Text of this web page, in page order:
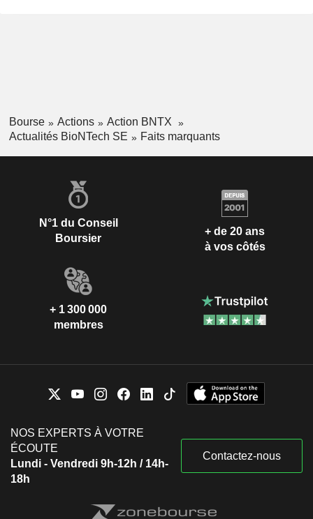
Bourse Actions
Action BNTX
Actualités BioNTech SE
Faits marquants
N°1 du Conseil
Boursier
+ de 20 ans
à vos côtés
+ 1 300 000
membres
NOS EXPERTS À VOTRE
ÉCOUTE
Lundi - Vendredi 9h-12h / 14h-
18h
Contactez-nous